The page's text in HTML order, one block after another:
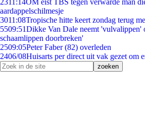
2311:14OM eist TBS tegen verwarde man
aardappelschilmesje
3011:08Tropische hitte keert zondag terug
5509:51Dikke Van Dale neemt 'vulvalippen'
schaamlippen doorbreken'
2509:05Peter Faber (82) overleden
2406/08Huisarts per direct uit vak gezet om